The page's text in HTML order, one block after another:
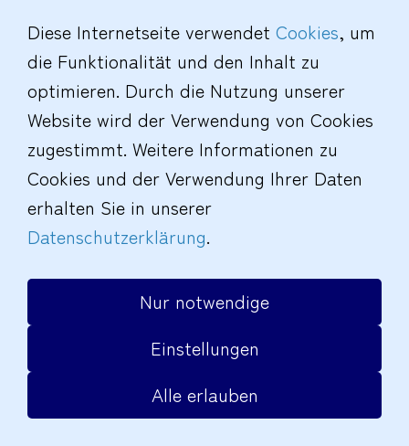
Barrierefreiheit| © Schmoock Design
Diese Internetseite verwendet Cookies, um
die Funktionalität und den Inhalt zu
optimieren. Durch die Nutzung unserer
Website wird der Verwendung von Cookies
zugestimmt. Weitere Informationen zu
Cookies und der Verwendung Ihrer Daten
erhalten Sie in unserer
Datenschutzerklärung.
Nur notwendige
Einstellungen
Alle erlauben